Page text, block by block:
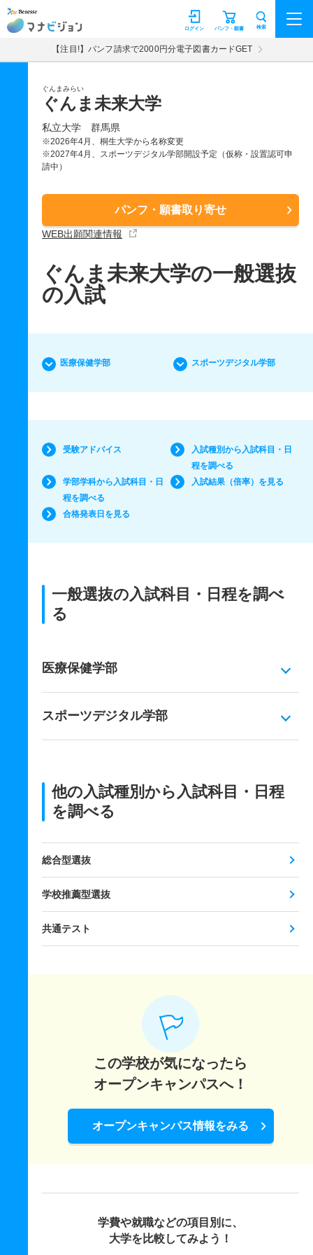
マナビジョン パンフ・願書
ログイン 検索
【注目!】パンフ請求で2000円分電子図書カードGET
ぐんまみらい
ぐんま未来大学
私立大学 群馬県
※2026年4月、桐生大学から名称変更
※2027年4月、スポーツデジタル学部開設予定（仮称・設置認可申
請中）
パンフ・願書取り寄せ
WEB出願関連情報
ぐんま未来大学の一般選抜
の入試
医療保健学部 スポーツデジタル学部
受験アドバイス
入試種別から入試科目・日
程を調べる
学部学科から入試科目・日
程を調べる
入試結果（倍率）を見る
合格発表日を見る
一般選抜の入試科目・日程を調べ
る
医療保健学部
スポーツデジタル学部
他の入試種別から入試科目・日程
を調べる
総合型選抜
学校推薦型選抜
共通テスト
この学校が気になったら
オープンキャンパスへ！
オープンキャンパス情報をみる
学費や就職などの項目別に、
大学を比較してみよう！